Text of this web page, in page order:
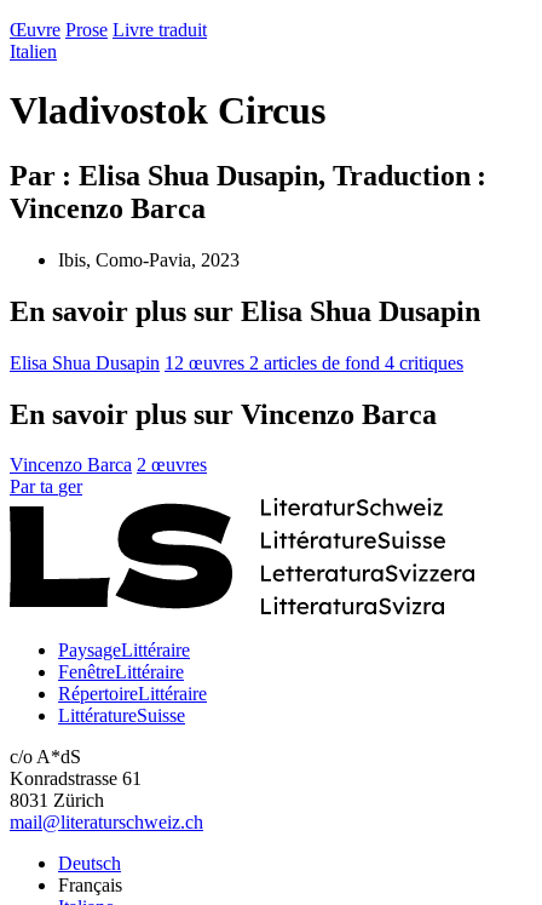
Œuvre Prose Livre traduit
Italien
Vladivostok Circus
Par : Elisa Shua Dusapin, Traduction :
Vincenzo Barca
Ibis, Como-Pavia, 2023
En savoir plus sur Elisa Shua Dusapin
Elisa Shua Dusapin 12 œuvres 2 articles de fond 4 critiques
En savoir plus sur Vincenzo Barca
Vincenzo Barca 2 œuvres
Par ta ger
PaysageLittéraire
FenêtreLittéraire
RépertoireLittéraire
LittératureSuisse
c/o A*dS
Konradstrasse 61
8031 Zürich
mail@literaturschweiz.ch
Deutsch
Français